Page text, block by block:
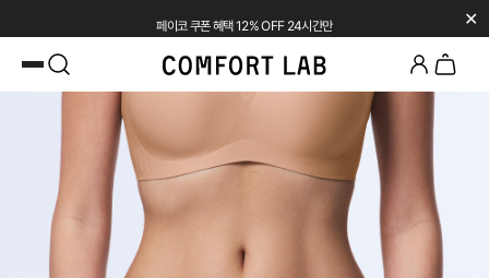
페이코 쿠폰 혜택 12% OFF 24시간만 ✕